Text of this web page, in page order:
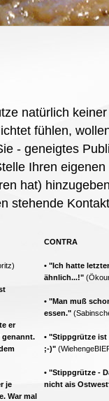
natürlich
fühlen,
- geneigtes
Ihren
hat)
stehende
er
genannt.
je
War mal
CONTRA
• "Ich hatte
ähnlich...!"
• "Man muß
essen."
• "Stippgrütze
;-)"
• "Stippgrütze -
nicht ais